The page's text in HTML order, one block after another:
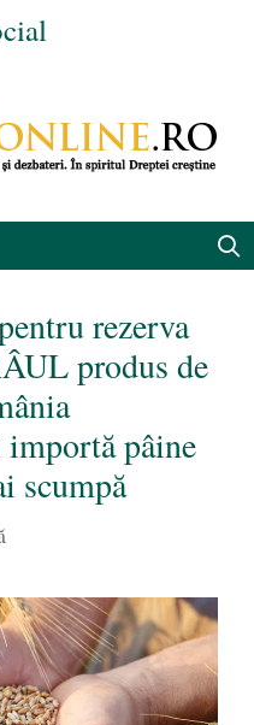
rezerva
produs de
pâine
scumpă